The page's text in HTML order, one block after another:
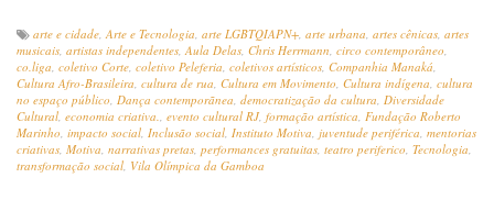
arte e cidade,Arte e Tecnologia, arte LGBTQIAPN+, arte urbana, artes cênicas, artes
musicais, artistas independentes,Aula Delas, Chris Herrmann, circo contemporâneo,
co.liga, coletivo Corte, coletivo Peleferia, coletivos artísticos, Companhia Manaká,
Cultura Afro-Brasileira, cultura de rua, Cultura em Movimento, Cultura indígena, cultura
no espaço público, Dança contemporãnea, democratização da cultura, Diversidade
Cultural, economia criativa., evento cultural RJ, formação artística, Fundação Roberto
Marinho, impacto social, Inclusão social, Instituto Motiva, juventude periférica, mentorias
criativas, Motiva, narrativas pretas, performances gratuitas, teatro periferico, Tecnologia,
transformação social, Vila Olímpica da Gamboa